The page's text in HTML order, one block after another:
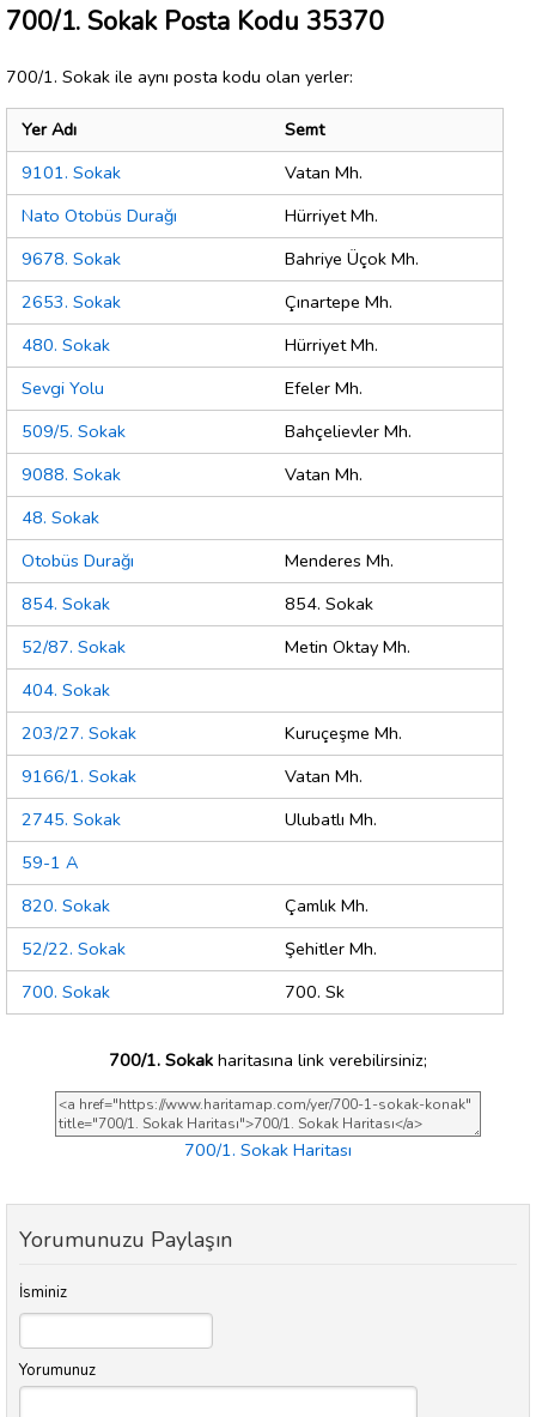
700/1. Sokak Posta Kodu 35370
700/1. Sokak ile aynı posta kodu olan yerler:
Yer Adı
Semt
9101. Sokak
Vatan Mh.
Nato Otobüs Durağı
Hürriyet Mh.
9678. Sokak
Bahriye Üçok Mh.
2653. Sokak
Çınartepe Mh.
480. Sokak
Hürriyet Mh.
Sevgi Yolu
Efeler Mh.
509/5. Sokak
Bahçelievler Mh.
9088. Sokak
Vatan Mh.
48. Sokak
Otobüs Durağı
Menderes Mh.
854. Sokak
854. Sokak
52/87. Sokak
Metin Oktay Mh.
404. Sokak
203/27. Sokak
Kuruçeşme Mh.
9166/1. Sokak
Vatan Mh.
2745. Sokak
Ulubatlı Mh.
59-1 A
820. Sokak
Çamlık Mh.
52/22. Sokak
Şehitler Mh.
700. Sokak
700. Sk
700/1. Sokak haritasına link verebilirsiniz;
700/1. Sokak Haritası
Yorumunuzu Paylaşın
İsminiz
Yorumunuz